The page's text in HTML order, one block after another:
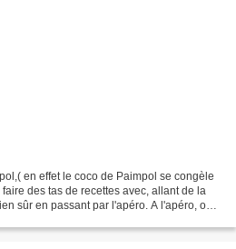
en effet le coco de Paimpol se congèle
des tas de recettes avec, allant de la
sûr en passant par l'apéro. A l'apéro, on